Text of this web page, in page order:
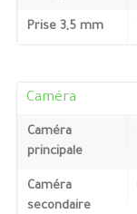
Prise 3,5 mm
Caméra
Caméra
principale
Caméra
secondaire